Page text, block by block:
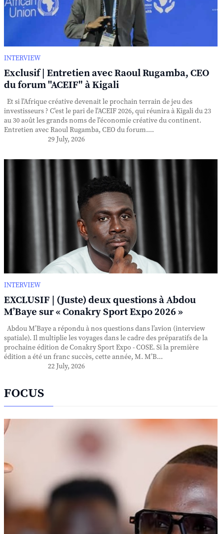
INTERVIEW
Exclusif | Entretien avec Raoul Rugamba, CEO
du forum "ACEIF" à Kigali
Et si l'Afrique créative devenait le prochain terrain de jeu des
investisseurs ? C'est le pari de l'ACEIF 2026, qui réunira à Kigali du 23
au 30 août les grands noms de l'économie créative du continent.
Entretien avec Raoul Rugamba, CEO du forum....
29 July, 2026
INTERVIEW
EXCLUSIF | (Juste) deux questions à Abdou
M’Baye sur « Conakry Sport Expo 2026 »
Abdou M’Baye a répondu à nos questions dans l’avion (interview
spatiale). Il multiplie les voyages dans le cadre des préparatifs de la
prochaine édition de Conakry Sport Expo - COSE. Si la première
édition a été un franc succès, cette année, M. M’B...
22 July, 2026
FOCUS